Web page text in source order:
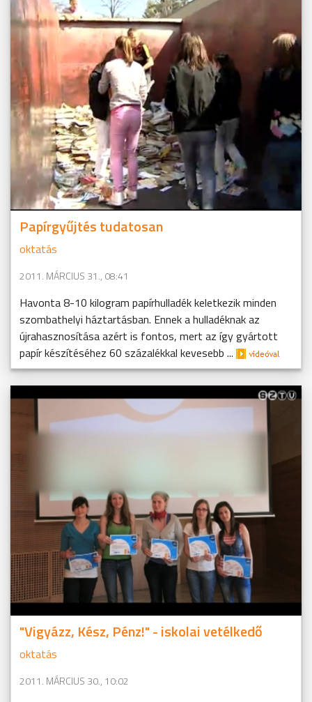
Papírgyűjtés tudatosan
oktatás
2011. MÁRCIUS 31., 08:41
Havonta 8-10 kilogram papírhulladék keletkezik minden
szombathelyi háztartásban. Ennek a hulladéknak az
újrahasznosítása azért is fontos, mert az így gyártott
papír készítéséhez 60 százalékkal kevesebb ...
"Vigyázz, Kész, Pénz!" - iskolai vetélkedő
oktatás
2011. MÁRCIUS 30., 10:02